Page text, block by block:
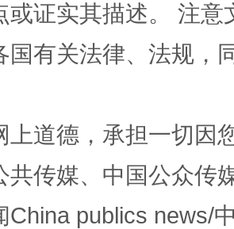
费，一次搞定
或证实其描述。 注
国有关法律、法规，
上道德，承担一切因
共传媒、中国公众传
China publics news/